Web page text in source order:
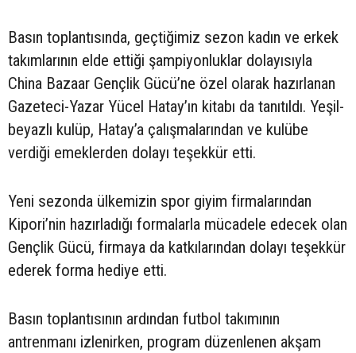
Basın toplantısında, geçtiğimiz sezon kadın ve erkek
takımlarının elde ettiği şampiyonluklar dolayısıyla
China Bazaar Gençlik Gücü’ne özel olarak hazırlanan
Gazeteci-Yazar Yücel Hatay’ın kitabı da tanıtıldı. Yeşil-
beyazlı kulüp, Hatay’a çalışmalarından ve kulübe
verdiği emeklerden dolayı teşekkür etti.
Yeni sezonda ülkemizin spor giyim firmalarından
Kipori’nin hazırladığı formalarla mücadele edecek olan
Gençlik Gücü, firmaya da katkılarından dolayı teşekkür
ederek forma hediye etti.
Basın toplantısının ardından futbol takımının
antrenmanı izlenirken, program düzenlenen akşam